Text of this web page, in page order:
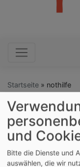
Startseite nothilfe
nothilfe
und
Bitte die Dienste und
auswählen, die wir